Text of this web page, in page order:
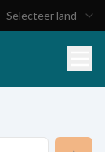
Selecteer land